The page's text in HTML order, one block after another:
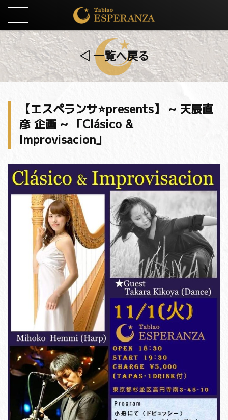
◁ 一覧へ戻る
【エスペランサ⭐️presents】 ~ 天辰直
彦 企画 ~ 「Clásico &
Improvisacion」